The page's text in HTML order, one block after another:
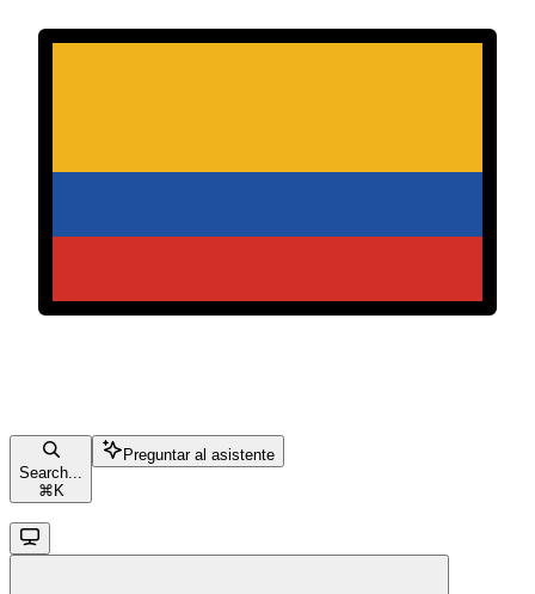
Search...
⌘ K
Preguntar al asistente